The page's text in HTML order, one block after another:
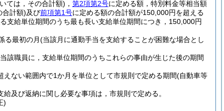
ては，その合計額) ， 第2項第2号に定める額，特別料金等相当額
合計額)及び前項第1号に定める額の合計額が150,000円を超える
支給単位期間のうち最も長い支給単位期間につき，150,000円
る最初の月(当該月に通勤手当を支給することが困難な場合とし
該職員に，支給単位期間のうちこれらの事由が生じた後の期間
ない範囲内で1か月を単位として市規則で定める期間(自動車等
及び返納に関し必要な事項は，市規則で定める。
)